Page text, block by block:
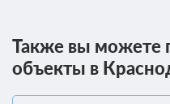
Также вы можете
объекты в